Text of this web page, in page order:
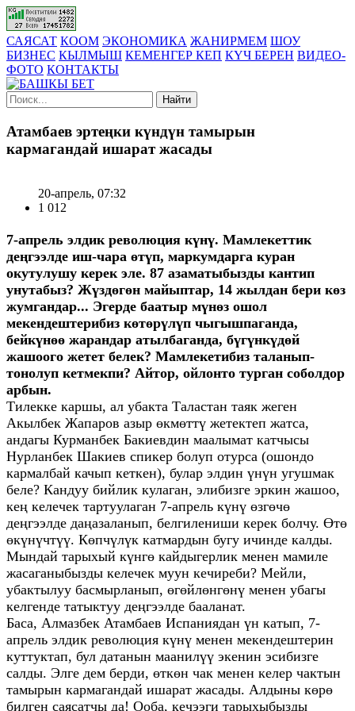
САЯСАТ КООМ ЭКОНОМИКА ЖАНИРМЕМ ШОУ
БИЗНЕС КЫЛМЫШ КЕМЕНГЕР КЕП КҮЧ БЕРЕН ВИДЕО-
ФОТО КОНТАКТЫ
Найти
Атамбаев эртеңки күндүн тамырын
кармагандай ишарат жасады
20-апрель, 07:32
1 012
7-апрель элдик революция күнү. Мамлекеттик
деңгээлде иш-чара өтүп, маркумдарга куран
окутулушу керек эле. 87 азаматыбызды кантип
унутабыз? Жүздөгөн майыптар, 14 жылдан бери көз
жумгандар... Эгерде баатыр мүнөз ошол
мекендештерибиз көтөрүлүп чыгышпаганда,
бейкүнөө жарандар атылбаганда, бүгүнкүдөй
жашоого жетет белек? Мамлекетибиз таланып-
тонолуп кетмекпи? Айтор, ойлонто турган соболдор
арбын.
Тилекке каршы, ал убакта Таластан таяк жеген
Акылбек Жапаров азыр өкмөттү жетектеп жатса,
андагы Курманбек Бакиевдин маалымат катчысы
Нурланбек Шакиев спикер болуп отурса (ошондо
кармалбай качып кеткен), булар элдин үнүн угушмак
беле? Кандуу бийлик кулаган, элибизге эркин жашоо,
кең келечек тартуулаган 7-апрель күнү өзгөчө
деңгээлде даңазаланып, белгилениши керек болчу. Өтө
өкүнүчтүү. Көпчүлүк катмардын бугу ичинде калды.
Мындай тарыхый күнгө кайдыгерлик менен мамиле
жасаганыбызды келечек муун кечиреби? Мейли,
убактылуу басмырланып, өгөйлөнгөнү менен убагы
келгенде татыктуу деңгээлде бааланат.
Баса, Алмазбек Атамбаев Испаниядан үн катып, 7-
апрель элдик революция күнү менен мекендештерин
куттуктап, бул датанын маанилүү экенин эсибизге
салды. Элге дем берди, өткөн чак менен келер чактын
тамырын кармагандай ишарат жасады. Алдыны көрө
билген саясатчы да! Ооба, кечээги тарыхыбызды